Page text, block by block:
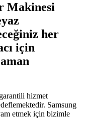
Makinesi
her
için
hizmet
Samsung
etmek için bizimle